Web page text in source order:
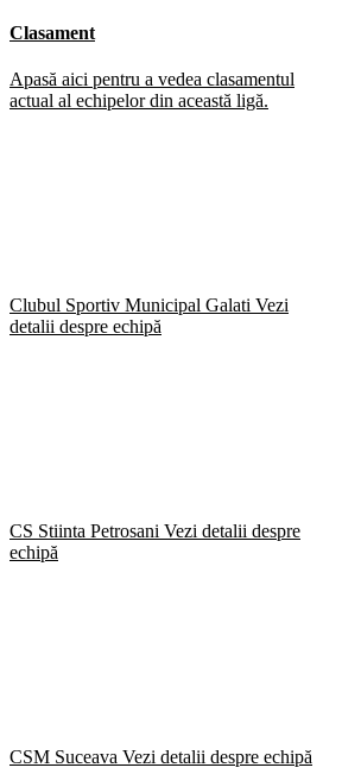
Clasament
Apasă aici pentru a vedea clasamentul
actual al echipelor din această ligă.
Clubul Sportiv Municipal Galati Vezi
detalii despre echipă
CS Stiinta Petrosani Vezi detalii despre
echipă
CSM Suceava Vezi detalii despre echipă